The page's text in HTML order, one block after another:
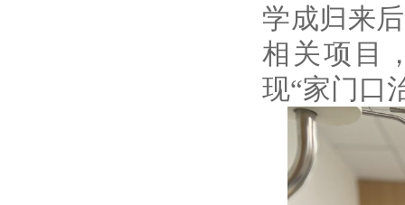
学成归来
相关项目
现“家门口